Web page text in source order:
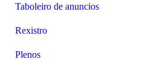
Taboleiro de anuncios
Rexistro
Plenos